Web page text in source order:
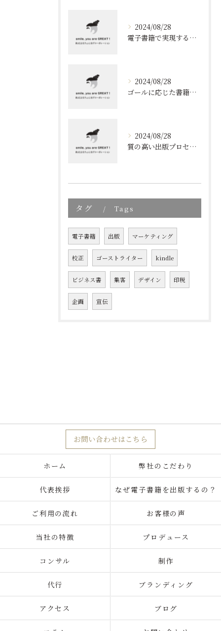
2024/08/28
電子書籍で実現する質の高いブランディング
2024/08/28
ゴールに応じた書籍のプロデュース
2024/08/28
質の高い出版プロセスの秘密
タグ Tags
電子書籍 出版 マーケティング
校正 ゴーストライター kindle
ビジネス書 集客 デザイン 印税
企画 宣伝
お問い合わせはこちら
ホーム 弊社のこだわり
代表挨拶 なぜ電子書籍を出版するの？
ご利用の流れ お客様の声
当社の特徴 プロデュース
コンサル 制作
代行 ブランディング
アクセス ブログ